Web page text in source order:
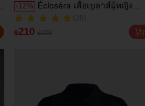
-12%
Écloséra เสื้อเบลาส์ผู้หญิง
สไตล์วินเทจสีน้ำเงินเข้ม คอปี
เตอร์แพนแต่งลูกไม้ตัดสี แขน
สั้น เสื้อฤดูร้อนหรูหราแต่งขอบ
฿210